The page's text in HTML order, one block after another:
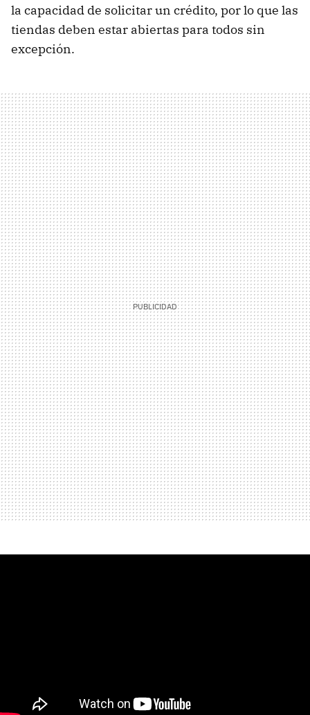
la capacidad de solicitar un crédito, por lo que las
tiendas deben estar abiertas para todos sin
excepción.